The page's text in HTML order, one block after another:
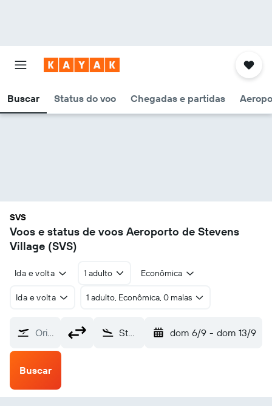
Buscar Status do voo Chegadas e partidas
SVS
Voos e status de voos Aeroporto de Stevens
Village (SVS)
Ida e volta 1 adulto Econômica
Ida e volta 1 adulto, Econômica, 0 malas
Origem Stevens Village (SVS) dom 6/9 - dom 13/9
Buscar